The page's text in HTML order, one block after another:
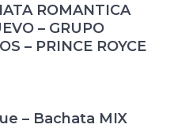
ROMANTICA
– GRUPO
– PRINCE ROYCE
– Bachata MIX